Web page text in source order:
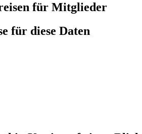
für Mitglieder
für diese Daten